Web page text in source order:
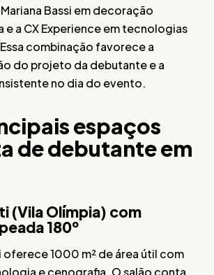
Bassi em decoração
e a CX Experience em tecnologias
combinação favorece a
do projeto da debutante e a
no dia do evento.
espaços
de debutante em
(Vila Olímpia) com
180º
oferece 1000 m² de área útil com
e cenografia. O salão conta